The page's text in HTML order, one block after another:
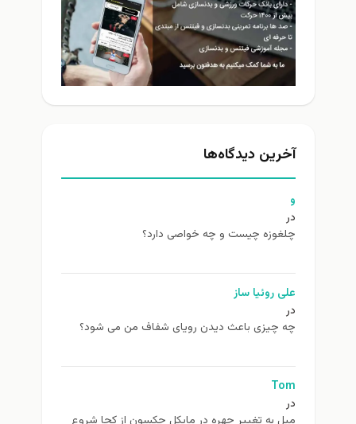
آخرین دیدگاه‌ها
و
در
چلغوزه چیست و چه خواصی دارد؟
علی روئیا ساز
در
چه چیزی باعث دیدن رویای شفاف من می شود؟
Tom
در